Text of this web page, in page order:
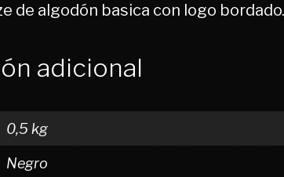
de algodón basica con logo bordado.
adicional
0,5 kg
Negro